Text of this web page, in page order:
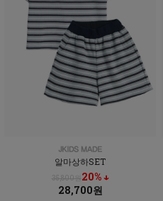
알마상하SET
35,800원20% ↓
28,700원